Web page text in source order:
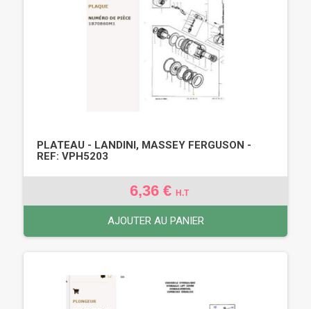
PLATEAU - LANDINI, MASSEY FERGUSON -
REF: VPH5203
6,36 € H.T
AJOUTER AU PANIER